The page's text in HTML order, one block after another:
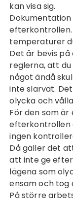
kan visa sig.
temperaturer
Det är bevis
reglerna, att du
något ändå
inte slarvat.
olycka och
För den som
efterkontrollen
ingen
Då gäller det
att inte ge
lägena som
ensam och tog
På större